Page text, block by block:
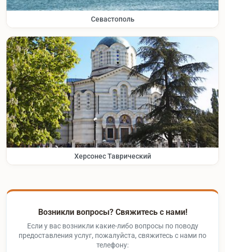
Севастополь
Херсонес Таврический
Возникли вопросы? Свяжитесь с нами!
Если у вас возникли какие-либо вопросы по поводу
предоставления услуг, пожалуйста, свяжитесь с нами по
телефону: